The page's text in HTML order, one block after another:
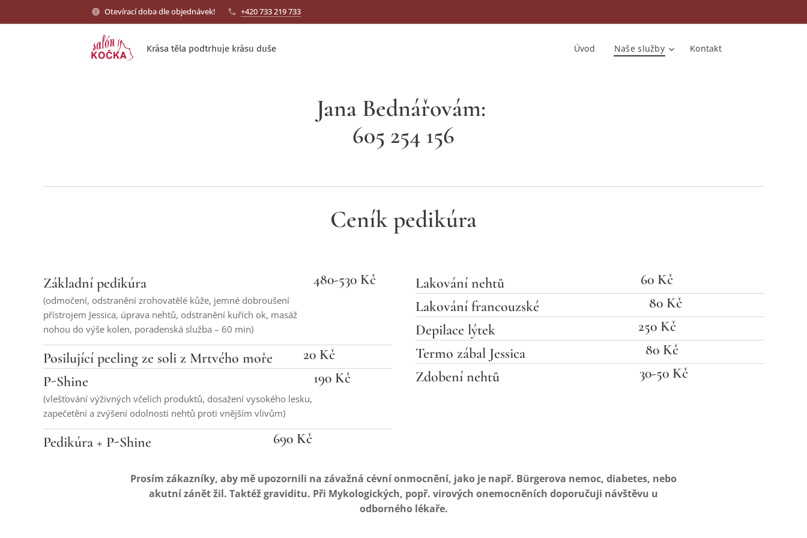
Otevírací doba dle objednávek! +420 733 219 733
Krása těla podtrhuje krásu duše Úvod Naše služby Kontakt
Jana Bednářovám:
605 254 156
Ceník pedikúra
Základní pedikúra
(odmočení, odstranění zrohovatělé kůže, jemné dobroušení
přístrojem Jessica, úprava nehtů, odstranění kuřích ok, masáž
nohou do výše kolen, poradenská služba – 60 min)
480-530 Kč
Posilující peeling ze soli z Mrtvého moře
20 Kč
P-Shine
(vlešťování výživných včelích produktů, dosažení vysokého lesku,
zapečetění a zvýšení odolnosti nehtů proti vnějším vlivům)
190 Kč
Pedikúra + P-Shine 690 Kč
Lakování nehtů
60 Kč
Lakování francouzské
80 Kč
Depilace lýtek
250 Kč
Termo zábal Jessica
80 Kč
Zdobení nehtů
30-50 Kč
Prosím zákazníky, aby mě upozornili na závažná cévní onmocnění, jako je např. Bürgerova nemoc, diabetes, nebo
akutní zánět žil. Taktéž graviditu. Při Mykologických, popř. virových onemocněních doporučuji návštěvu u
odborného lékaře.